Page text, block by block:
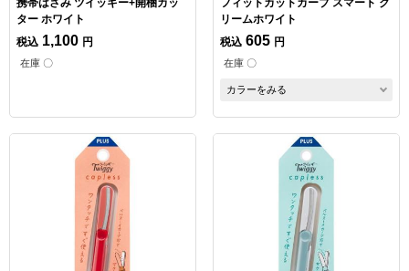
携帯はさみ ツイッギー+開梱カッ
ター ホワイト
税込 1,100 円
在庫 〇
フィットカットカーブ スマート ク
リームホワイト
税込 605 円
在庫 〇
カラーをみる